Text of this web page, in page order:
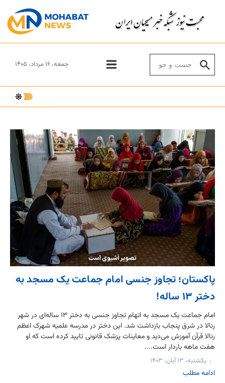
جمعه، ۱۶ مرداد، ۱۴۰۵
پاکستان؛ تجاوز جنسی امام جماعت یک مسجد به
دختر ۱۳ ساله!
امام جماعت یک مسجد به اتهام تجاوز جنسی به دختر ۱۳ ساله‌ای در شهر
رنالا در شرق پنجاب بازداشت شد. این دختر در مدرسه علمیه شهرک اعظم
رنالا قرآن آموزش می‌دید و معاینات پزشک قانونی تایید کرده است که او
هفت ماهه باردار است....
یکشنبه، ۱۳ آبان، ۱۴۰۳
ادامه مطلب